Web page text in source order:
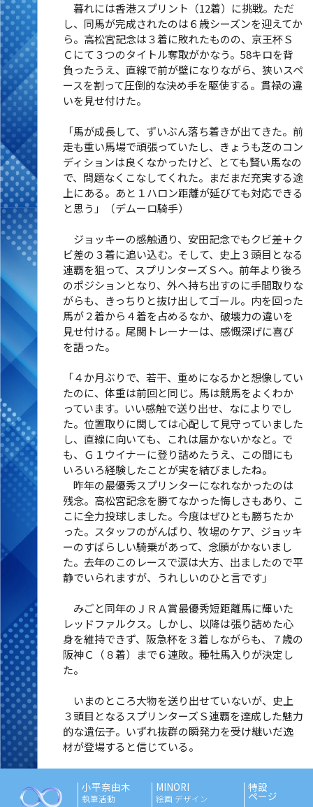
暮れには香港スプリント（12着）に挑戦。ただ
し、同馬が完成されたのは６歳シーズンを迎えてか
ら。高松宮記念は３着に敗れたものの、京王杯Ｓ
Ｃにて３つのタイトル奪取がかなう。58キロを背
負ったうえ、直線で前が壁になりながら、狭いスペ
ースを割って圧倒的な決め手を駆使する。貫禄の違
いを見せ付けた。
「馬が成長して、ずいぶん落ち着きが出てきた。前
走も重い馬場で頑張っていたし、きょうも芝のコン
ディションは良くなかったけど、とても賢い馬なの
で、問題なくこなしてくれた。まだまだ充実する途
上にある。あと１ハロン距離が延びても対応できる
と思う」（デムーロ騎手）
ジョッキーの感触通り、安田記念でもクビ差＋ク
ビ差の３着に追い込む。そして、史上３頭目となる
連覇を狙って、スプリンターズＳへ。前年より後ろ
のポジションとなり、外へ持ち出すのに手間取りな
がらも、きっちりと抜け出してゴール。内を回った
馬が２着から４着を占めるなか、破壊力の違いを
見せ付ける。尾関トレーナーは、感慨深げに喜び
を語った。
「４か月ぶりで、若干、重めになるかと想像してい
たのに、体重は前回と同じ。馬は競馬をよくわか
っています。いい感触で送り出せ、なによりでし
た。位置取りに関しては心配して見守っていました
し、直線に向いても、これは届かないかなと。で
も、Ｇ１ウイナーに登り詰めたうえ、この間にも
いろいろ経験したことが実を結びましたね。
昨年の最優秀スプリンターになれなかったのは
残念。高松宮記念を勝てなかった悔しさもあり、こ
こに全力投球しました。今度はぜひとも勝ちたか
った。スタッフのがんばり、牧場のケア、ジョッキ
ーのすばらしい騎乗があって、念願がかないまし
た。去年のこのレースで涙は大方、出ましたので平
静でいられますが、うれしいのひと言です」
みごと同年のＪＲＡ賞最優秀短距離馬に輝いた
レッドファルクス。しかし、以降は張り詰めた心
身を維持できず、阪急杯を３着しながらも、７歳の
阪神Ｃ（８着）まで６連敗。種牡馬入りが決定し
た。
いまのところ大物を送り出せていないが、史上
３頭目となるスプリンターズＳ連覇を達成した魅力
的な遺伝子。いずれ抜群の瞬発力を受け継いだ逸
材が登場すると信じている。
小平奈由木
執筆活動
MINORI
絵画 デザイン
特設
ページ